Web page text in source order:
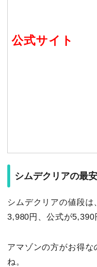
公式サイト
シムデクリアの最
シムデクリアの値段
3,980円、公式が5,390
アマゾンの方がお得
ね。